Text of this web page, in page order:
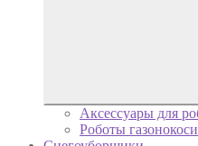
Аксессуары для
Роботы